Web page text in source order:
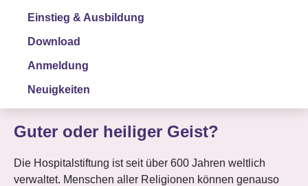
Einstieg & Ausbildung
Download
Anmeldung
Neuigkeiten
Guter oder heiliger Geist?
Die Hospitalstiftung ist seit über 600 Jahren weltlich
verwaltet. Menschen aller Religionen können genauso